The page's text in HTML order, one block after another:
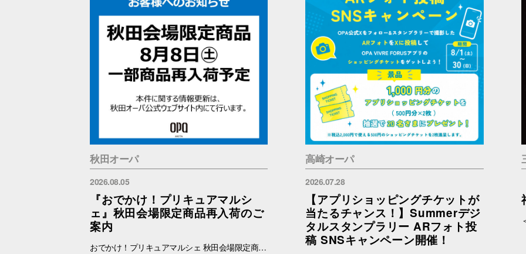
秋田オーパ
2026.08.05
『おでかけ！プリキュアマルシ
ェ』秋田会場限定商品再入荷のご
案内
おでかけ！プリキュアマルシェ 秋田会場限定商品の再入荷を予定しております。 再入荷対象商品は下記をご覧ください。 【秋田限定】ランダム缶バッジ 全4種 各500円 【秋田限定】アクリルキーホルダー 全3種 1100円 【秋田限定】アクリルスタンド 全3種 1650円 ※納品後、準備が出来次第、販売を開始します。予めご了承ください。 ※在庫状況についてのお問い合わせは回答いたしかねます。ご来店の上ご確認をお願い申し上げます。 ※ブラウザでご覧の方はバナー、OPAアプリでご覧の方はタイトルをタップすると秋田会場限定商品の紹介ページに遷移します。
高崎オーパ
2026.07.28
【アプリショッピングチケットが
当たるチャンス！】Summerデジ
タルスタンプラリー ARフォト投
稿 SNSキャンペーン開催！